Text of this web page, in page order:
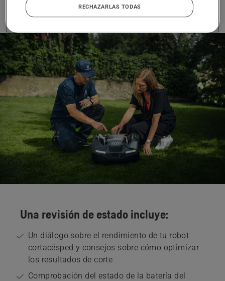
Una revisión de estado incluye:
Un diálogo sobre el rendimiento de tu robot
cortacésped y consejos sobre cómo optimizar
los resultados de corte
Comprobación del estado de la batería del
RECHAZARLAS TODAS